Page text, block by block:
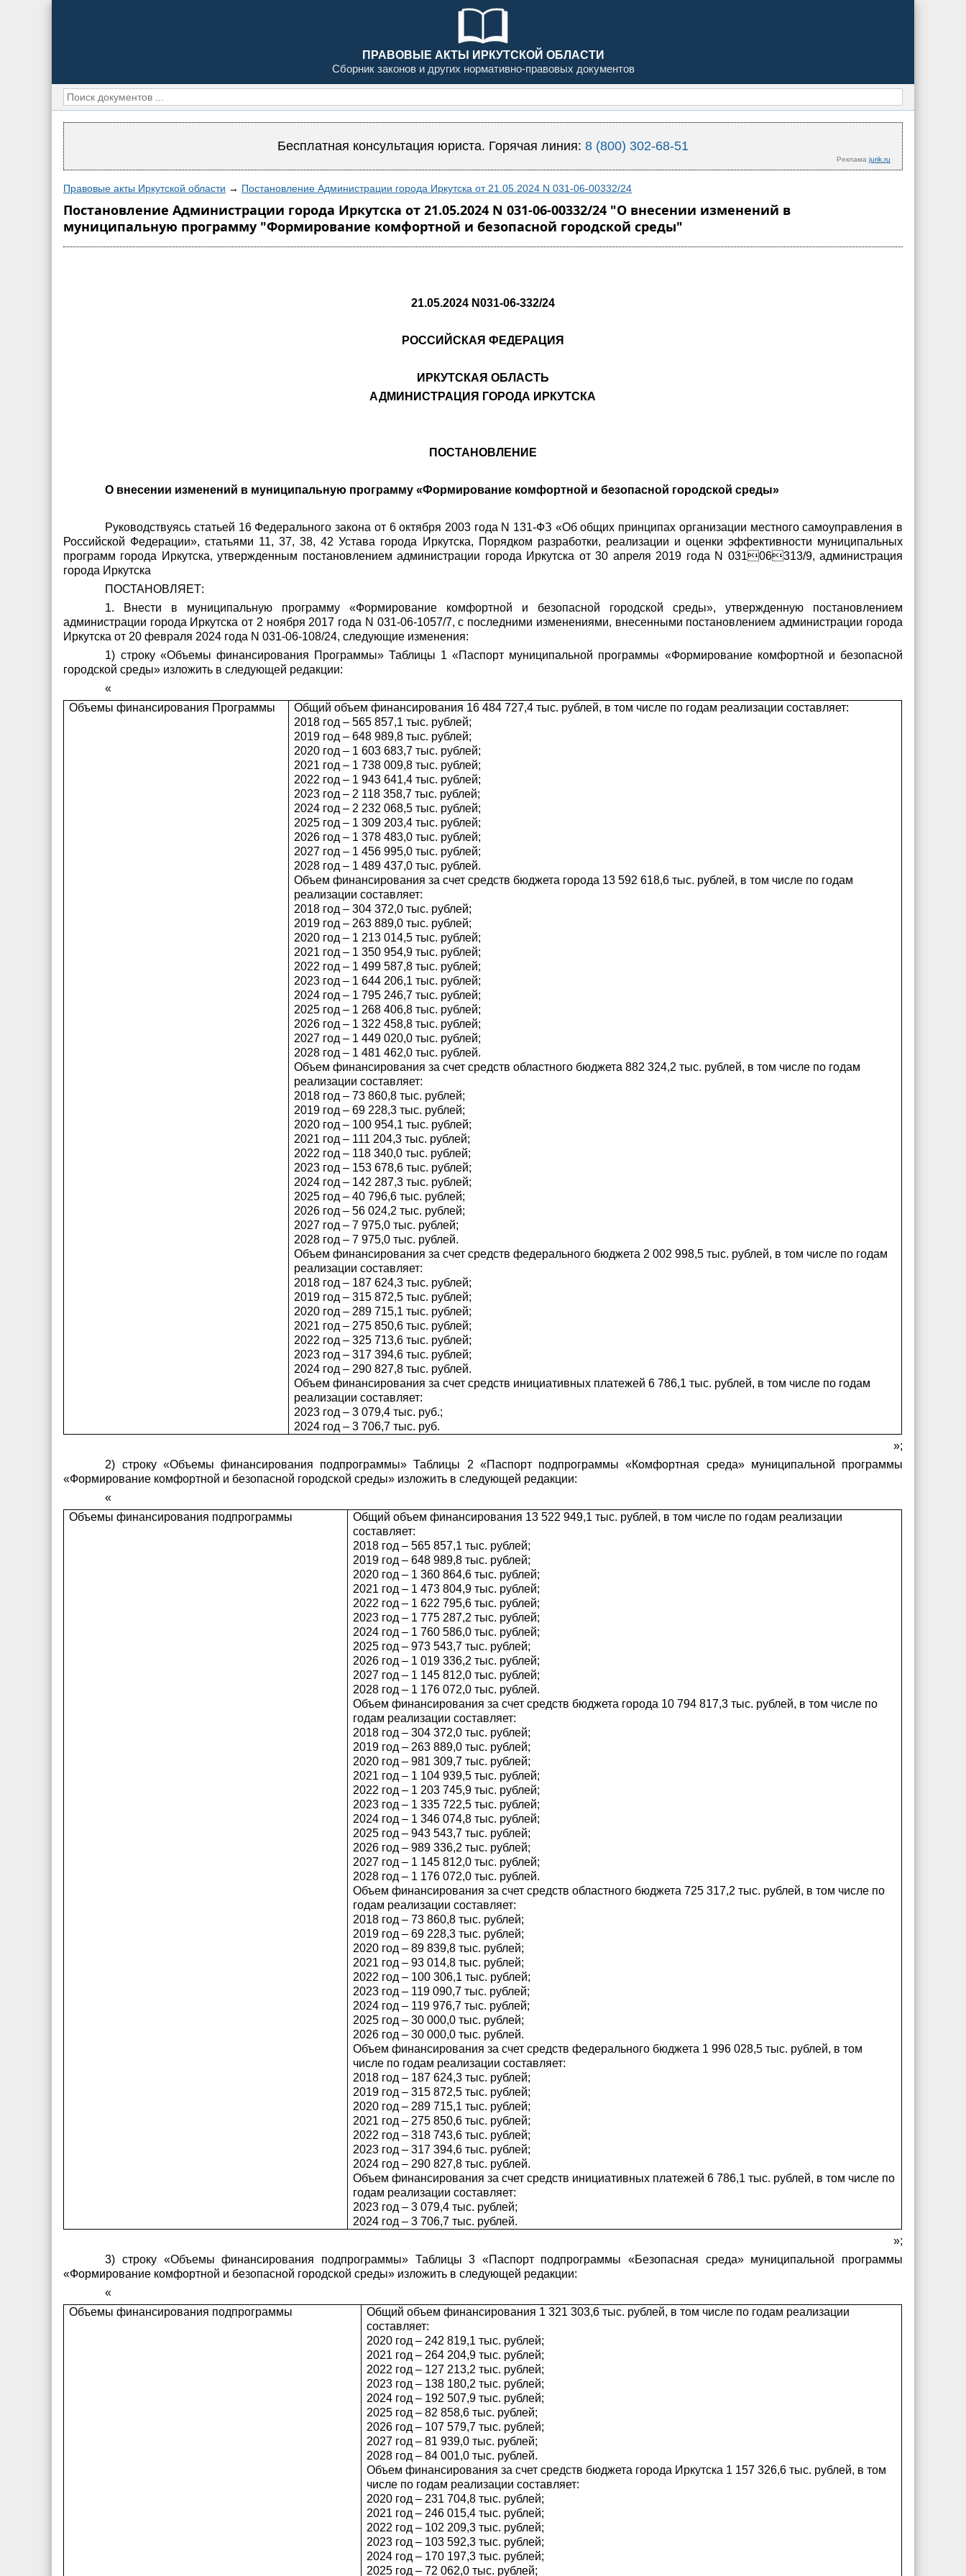
ПРАВОВЫЕ АКТЫ ИРКУТСКОЙ ОБЛАСТИ
Сборник законов и других нормативно-правовых документов
Бесплатная консультация юриста. Горячая линия: 8 (800) 302-68-51
Реклама jurik.ru
Правовые акты Иркутской области → Постановление Администрации города Иркутска от 21.05.2024 N 031-06-00332/24
Постановление Администрации города Иркутска от 21.05.2024 N 031-06-00332/24 "О внесении изменений в
муниципальную программу "Формирование комфортной и безопасной городской среды"
21.05.2024 N031-06-332/24
РОССИЙСКАЯ ФЕДЕРАЦИЯ
ИРКУТСКАЯ ОБЛАСТЬ
АДМИНИСТРАЦИЯ ГОРОДА ИРКУТСКА
ПОСТАНОВЛЕНИЕ
О внесении изменений в муниципальную программу «Формирование комфортной и безопасной городской среды»
Руководствуясь статьей 16 Федерального закона от 6 октября 2003 года N 131-ФЗ «Об общих принципах организации местного самоуправления в
Российской Федерации», статьями 11, 37, 38, 42 Устава города Иркутска, Порядком разработки, реализации и оценки эффективности муниципальных
программ города Иркутска, утвержденным постановлением администрации города Иркутска от 30 апреля 2019 года N 03106313/9, администрация
города Иркутска
ПОСТАНОВЛЯЕТ:
1. Внести в муниципальную программу «Формирование комфортной и безопасной городской среды», утвержденную постановлением
администрации города Иркутска от 2 ноября 2017 года N 031-06-1057/7, с последними изменениями, внесенными постановлением администрации города
Иркутска от 20 февраля 2024 года N 031-06-108/24, следующие изменения:
1) строку «Объемы финансирования Программы» Таблицы 1 «Паспорт муниципальной программы «Формирование комфортной и безопасной
городской среды» изложить в следующей редакции:
«
Объемы финансирования Программы
Общий объем финансирования 16 484 727,4 тыс. рублей, в том числе по годам реализации составляет:
2018 год – 565 857,1 тыс. рублей;
2019 год – 648 989,8 тыс. рублей;
2020 год – 1 603 683,7 тыс. рублей;
2021 год – 1 738 009,8 тыс. рублей;
2022 год – 1 943 641,4 тыс. рублей;
2023 год – 2 118 358,7 тыс. рублей;
2024 год – 2 232 068,5 тыс. рублей;
2025 год – 1 309 203,4 тыс. рублей;
2026 год – 1 378 483,0 тыс. рублей;
2027 год – 1 456 995,0 тыс. рублей;
2028 год – 1 489 437,0 тыс. рублей.
Объем финансирования за счет средств бюджета города 13 592 618,6 тыс. рублей, в том числе по годам
реализации составляет:
2018 год – 304 372,0 тыс. рублей;
2019 год – 263 889,0 тыс. рублей;
2020 год – 1 213 014,5 тыс. рублей;
2021 год – 1 350 954,9 тыс. рублей;
2022 год – 1 499 587,8 тыс. рублей;
2023 год – 1 644 206,1 тыс. рублей;
2024 год – 1 795 246,7 тыс. рублей;
2025 год – 1 268 406,8 тыс. рублей;
2026 год – 1 322 458,8 тыс. рублей;
2027 год – 1 449 020,0 тыс. рублей;
2028 год – 1 481 462,0 тыс. рублей.
Объем финансирования за счет средств областного бюджета 882 324,2 тыс. рублей, в том числе по годам
реализации составляет:
2018 год – 73 860,8 тыс. рублей;
2019 год – 69 228,3 тыс. рублей;
2020 год – 100 954,1 тыс. рублей;
2021 год – 111 204,3 тыс. рублей;
2022 год – 118 340,0 тыс. рублей;
2023 год – 153 678,6 тыс. рублей;
2024 год – 142 287,3 тыс. рублей;
2025 год – 40 796,6 тыс. рублей;
2026 год – 56 024,2 тыс. рублей;
2027 год – 7 975,0 тыс. рублей;
2028 год – 7 975,0 тыс. рублей.
Объем финансирования за счет средств федерального бюджета 2 002 998,5 тыс. рублей, в том числе по годам
реализации составляет:
2018 год – 187 624,3 тыс. рублей;
2019 год – 315 872,5 тыс. рублей;
2020 год – 289 715,1 тыс. рублей;
2021 год – 275 850,6 тыс. рублей;
2022 год – 325 713,6 тыс. рублей;
2023 год – 317 394,6 тыс. рублей;
2024 год – 290 827,8 тыс. рублей.
Объем финансирования за счет средств инициативных платежей 6 786,1 тыс. рублей, в том числе по годам
реализации составляет:
2023 год – 3 079,4 тыс. руб.;
2024 год – 3 706,7 тыс. руб.
»;
2) строку «Объемы финансирования подпрограммы» Таблицы 2 «Паспорт подпрограммы «Комфортная среда» муниципальной программы
«Формирование комфортной и безопасной городской среды» изложить в следующей редакции:
«
Объемы финансирования подпрограммы
Общий объем финансирования 13 522 949,1 тыс. рублей, в том числе по годам реализации
составляет:
2018 год – 565 857,1 тыс. рублей;
2019 год – 648 989,8 тыс. рублей;
2020 год – 1 360 864,6 тыс. рублей;
2021 год – 1 473 804,9 тыс. рублей;
2022 год – 1 622 795,6 тыс. рублей;
2023 год – 1 775 287,2 тыс. рублей;
2024 год – 1 760 586,0 тыс. рублей;
2025 год – 973 543,7 тыс. рублей;
2026 год – 1 019 336,2 тыс. рублей;
2027 год – 1 145 812,0 тыс. рублей;
2028 год – 1 176 072,0 тыс. рублей.
Объем финансирования за счет средств бюджета города 10 794 817,3 тыс. рублей, в том числе по
годам реализации составляет:
2018 год – 304 372,0 тыс. рублей;
2019 год – 263 889,0 тыс. рублей;
2020 год – 981 309,7 тыс. рублей;
2021 год – 1 104 939,5 тыс. рублей;
2022 год – 1 203 745,9 тыс. рублей;
2023 год – 1 335 722,5 тыс. рублей;
2024 год – 1 346 074,8 тыс. рублей;
2025 год – 943 543,7 тыс. рублей;
2026 год – 989 336,2 тыс. рублей;
2027 год – 1 145 812,0 тыс. рублей;
2028 год – 1 176 072,0 тыс. рублей.
Объем финансирования за счет средств областного бюджета 725 317,2 тыс. рублей, в том числе по
годам реализации составляет:
2018 год – 73 860,8 тыс. рублей;
2019 год – 69 228,3 тыс. рублей;
2020 год – 89 839,8 тыс. рублей;
2021 год – 93 014,8 тыс. рублей;
2022 год – 100 306,1 тыс. рублей;
2023 год – 119 090,7 тыс. рублей;
2024 год – 119 976,7 тыс. рублей;
2025 год – 30 000,0 тыс. рублей;
2026 год – 30 000,0 тыс. рублей.
Объем финансирования за счет средств федерального бюджета 1 996 028,5 тыс. рублей, в том
числе по годам реализации составляет:
2018 год – 187 624,3 тыс. рублей;
2019 год – 315 872,5 тыс. рублей;
2020 год – 289 715,1 тыс. рублей;
2021 год – 275 850,6 тыс. рублей;
2022 год – 318 743,6 тыс. рублей;
2023 год – 317 394,6 тыс. рублей;
2024 год – 290 827,8 тыс. рублей.
Объем финансирования за счет средств инициативных платежей 6 786,1 тыс. рублей, в том числе по
годам реализации составляет:
2023 год – 3 079,4 тыс. рублей;
2024 год – 3 706,7 тыс. рублей.
»;
3) строку «Объемы финансирования подпрограммы» Таблицы 3 «Паспорт подпрограммы «Безопасная среда» муниципальной программы
«Формирование комфортной и безопасной городской среды» изложить в следующей редакции:
«
Объемы финансирования подпрограммы
Общий объем финансирования 1 321 303,6 тыс. рублей, в том числе по годам реализации
составляет:
2020 год – 242 819,1 тыс. рублей;
2021 год – 264 204,9 тыс. рублей;
2022 год – 127 213,2 тыс. рублей;
2023 год – 138 180,2 тыс. рублей;
2024 год – 192 507,9 тыс. рублей;
2025 год – 82 858,6 тыс. рублей;
2026 год – 107 579,7 тыс. рублей;
2027 год – 81 939,0 тыс. рублей;
2028 год – 84 001,0 тыс. рублей.
Объем финансирования за счет средств бюджета города Иркутска 1 157 326,6 тыс. рублей, в том
числе по годам реализации составляет:
2020 год – 231 704,8 тыс. рублей;
2021 год – 246 015,4 тыс. рублей;
2022 год – 102 209,3 тыс. рублей;
2023 год – 103 592,3 тыс. рублей;
2024 год – 170 197,3 тыс. рублей;
2025 год – 72 062,0 тыс. рублей;